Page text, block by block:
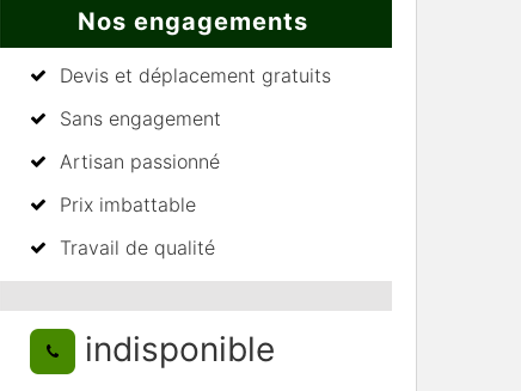
Nos engagements
Devis et déplacement gratuits
Sans engagement
Artisan passionné
Prix imbattable
Travail de qualité
indisponible